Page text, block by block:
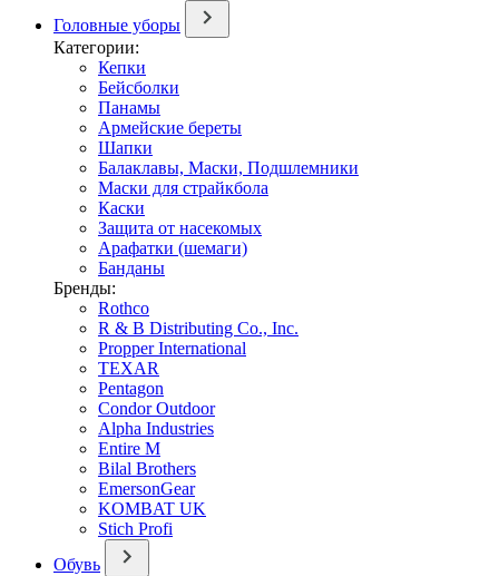
Головные уборы
Категории:
Кепки
Бейсболки
Панамы
Армейские береты
Шапки
Балаклавы, Маски, Подшлемники
Маски для страйкбола
Каски
Защита от насекомых
Арафатки (шемаги)
Банданы
Бренды:
Rothco
R & B Distributing Co., Inc.
Propper International
TEXAR
Pentagon
Condor Outdoor
Alpha Industries
Entire M
Bilal Brothers
EmersonGear
KOMBAT UK
Stich Profi
Обувь